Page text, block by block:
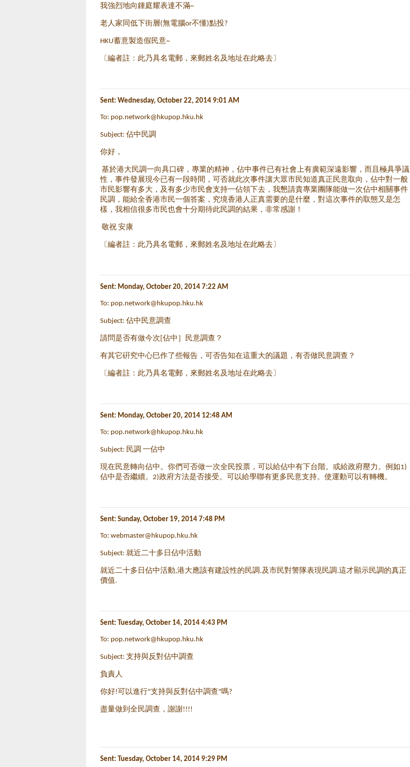
我強烈地向鍾庭耀表達不滿~
老人家同低下街層(無電腦or不懂)點投?
HKU蓄意製造假民意~
〔編者註：此乃具名電郵，來郵姓名及地址在此略去〕
Sent: Wednesday, October 22, 2014 9:01 AM
To: pop.network@hkupop.hku.hk
Subject: 佔中民調
你好，
基於港大民調一向具口碑，專業的精神，佔中事件已有社會上有廣範深遠影響，而且極具爭議
性，事件發展現今已有一段時間，可否就此次事件讓大眾市民知道真正民意取向，佔中對一般
市民影響有多大，及有多少市民會支持一佔領下去，我懇請貴專業團隊能做一次佔中相關事件
民調，能給全香港市民一個答案，究境香港人正真需要的是什麼，對這次事件的取態又是怎
樣，我相信很多市民也會十分期待此民調的結果，非常感謝！
敬祝 安康
〔編者註：此乃具名電郵，來郵姓名及地址在此略去〕
Sent: Monday, October 20, 2014 7:22 AM
To: pop.network@hkupop.hku.hk
Subject: 佔中民意調查
請問是否有做今次[佔中］民意調查？
有其它硏究中心巳作了些報告，可否告知在這重大的議題，有否做民意調查？
〔編者註：此乃具名電郵，來郵姓名及地址在此略去〕
Sent: Monday, October 20, 2014 12:48 AM
To: pop.network@hkupop.hku.hk
Subject: 民調 一佔中
現在民意轉向佔中。你們可否做一次全民投票，可以給佔中有下台階。或給政府壓力。例如1)
佔中是否繼續。2)政府方法是否接受。可以給學聯有更多民意支持。使運動可以有轉機。
Sent: Sunday, October 19, 2014 7:48 PM
To: webmaster@hkupop.hku.hk
Subject: 就近二十多日佔中活動
就近二十多日佔中活動,港大應該有建設性的民調.及市民對警隊表現民調.這才顯示民調的真正
價值.
Sent: Tuesday, October 14, 2014 4:43 PM
To: pop.network@hkupop.hku.hk
Subject: 支持與反對佔中調查
負責人
你好!可以進行"支持與反對佔中調查"嗎?
盡量做到全民調查，謝謝!!!!
Sent: Tuesday, October 14, 2014 9:29 PM